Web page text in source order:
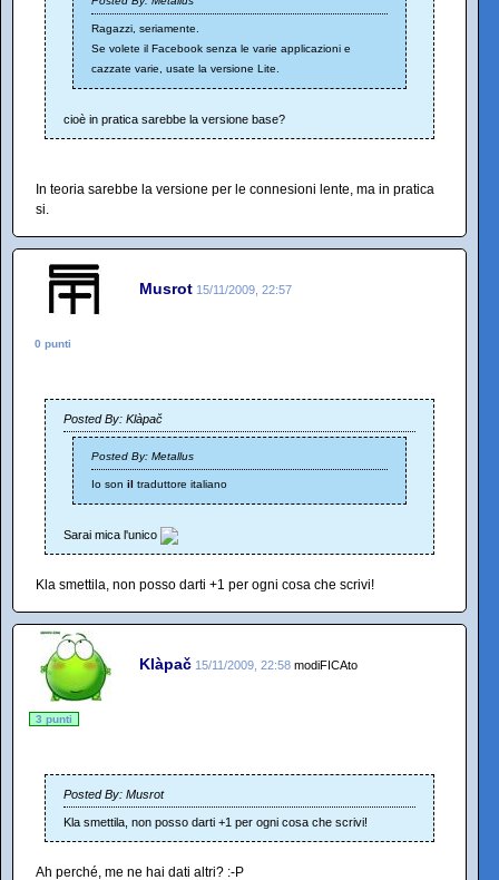
Ragazzi, seriamente.
Se volete il Facebook senza le varie applicazioni e
cazzate varie, usate la versione Lite.
cioè in pratica sarebbe la versione base?
In teoria sarebbe la versione per le connesioni lente, ma in pratica
si.
Musrot 15/11/2009, 22:57
0 punti
Posted By: Klàpač
Posted By: Metallus
Io son il traduttore italiano
Sarai mica l'unico
Kla smettila, non posso darti +1 per ogni cosa che scrivi!
Klàpač 15/11/2009, 22:58 modiFICAto
3 punti
Posted By: Musrot
Kla smettila, non posso darti +1 per ogni cosa che scrivi!
Ah perché, me ne hai dati altri? :-P